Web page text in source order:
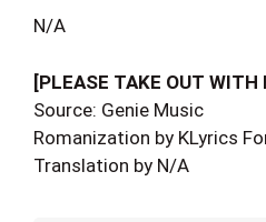
N/A
[PLEASE TAKE OUT WITH
Source: Genie Music
Romanization by KLyrics
Translation by N/A